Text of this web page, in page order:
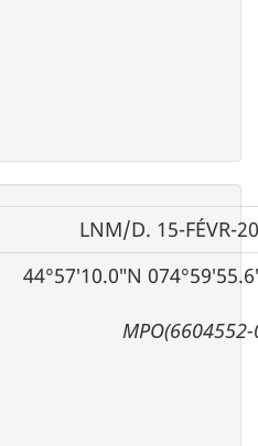
LNM/D. 15-FÉVR-
44°57′10.0″N